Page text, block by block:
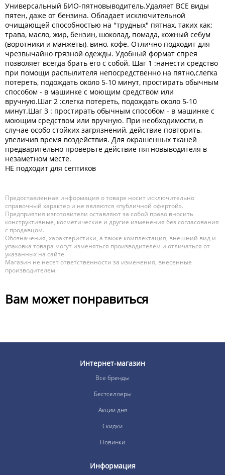
Универсальный БИО-пятновыводитель.Удаляет ВСЕ виды
пятен, даже от бензина. Обладает исключительной
очищающей способностью на "трудных" пятнах, таких как:
трава, масло, жир, бензин, шоколад, помада, кожный себум
(воротники и манжеты), вино, кофе. Отлично подходит для
чрезвычайно грязной одежды. Удобный формат спрея
позволяет всегда брать его с собой. Шаг 1 :нанести средство
при помощи распылителя непосредственно на пятно,слегка
потереть, подождать около 5-10 минут, простирать обычным
способом - в машинке с моющим средством или
вручную.Шаг 2 :слегка потереть, подождать около 5-10
минут.Шаг 3 : простирать обычным способом - в машинке с
моющим средством или вручную. При необходимости, в
случае особо стойких загрязнений, действие повторить,
увеличив время воздействия. Для окрашенных тканей
предварительно проверьте действие пятновыводителя в
незаметном месте.
НЕ подходит для септиков
Предоставленная информация о товаре носит исключительно
справочный характер и не являются «публичной офертой».
Предприятия изготовители оставляют за собой право вносить
конструктивные, косметические и другие изменения без согласования
с продавцом.
Обозначения, характеристики, а также комплектация, внешний вид и
упаковка товара могут изменяться производителем и отличаться от
указанных на сайте.
Магазин не несет ответственности за изменения, внесенные
производителем.
Вам может понравиться
Интернет-магазин
Все бренды
Бестселлеры
Акции дня
Скидки
Новинки
Информация